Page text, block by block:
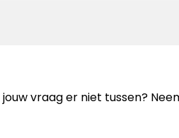
vraag er niet tussen?